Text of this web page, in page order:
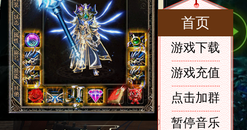
首页
游戏下载
游戏充值
点击加群
暂停音乐